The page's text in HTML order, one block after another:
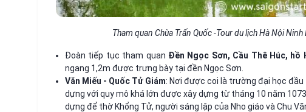
Tham quan Chùa Trấn Quốc -Tour du lịch Hà Nội
Đoàn tiếp tục tham quan Đền Ngọc Sơn, Cầu Thê Húc, hồ
ngang 1,2m được trưng bày tại đền Ngọc Sơn.
Văn Miếu - Quốc Tử Giám: Nơi được coi là trường đại học
dựng với quy mô khá lớn được xây dựng từ tháng 10 năm
dựng để thờ Khổng Tử, người sáng lập của Nho giáo và Chu